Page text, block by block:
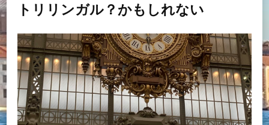
トリリンガル？かもしれない